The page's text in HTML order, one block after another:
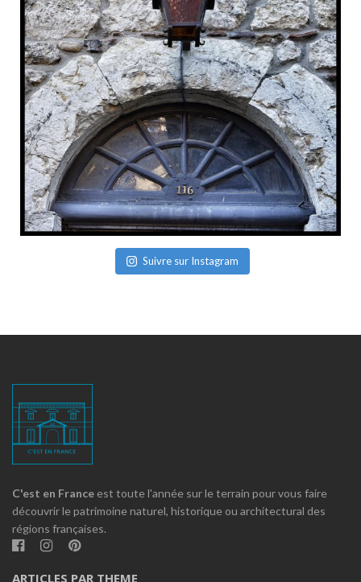
Suivre sur Instagram
C'est en France est toute l'année sur le terrain pour vous faire
découvrir le patrimoine naturel, historique ou architectural des
régions françaises.
ARTICLES PAR THEME